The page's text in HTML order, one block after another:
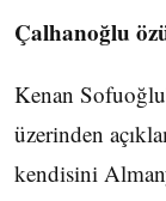
Çalhanoğlu
Kenan
üzerinden
kendisini